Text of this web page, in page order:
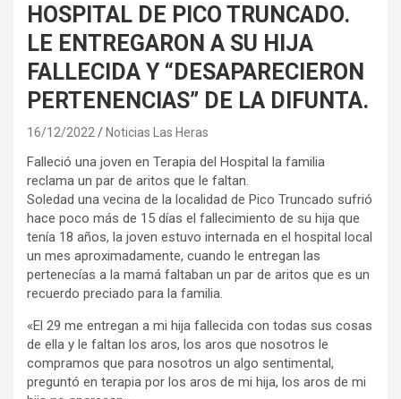
HOSPITAL DE PICO TRUNCADO.
LE ENTREGARON A SU HIJA
FALLECIDA Y “DESAPARECIERON
PERTENENCIAS” DE LA DIFUNTA.
16/12/2022 Noticias Las Heras
Falleció una joven en Terapia del Hospital la familia
reclama un par de aritos que le faltan.
Soledad una vecina de la localidad de Pico Truncado sufrió
hace poco más de 15 días el fallecimiento de su hija que
tenía 18 años, la joven estuvo internada en el hospital local
un mes aproximadamente, cuando le entregan las
pertenecías a la mamá faltaban un par de aritos que es un
recuerdo preciado para la familia.
«El 29 me entregan a mi hija fallecida con todas sus cosas
de ella y le faltan los aros, los aros que nosotros le
compramos que para nosotros un algo sentimental,
preguntó en terapia por los aros de mi hija, los aros de mi